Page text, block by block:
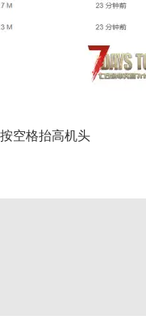
空格抬高机头